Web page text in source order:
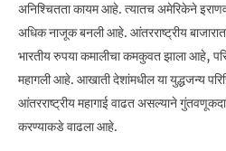
अनिश्चितता कायम आहे. त्यातच अमेरिकेने
अधिक नाजूक बनली आहे. आंतरराष्ट्रीय
भारतीय रुपया कमालीचा कमकुवत झाला आहे,
महागली आहे. आखाती देशांमधील या युद्धजन्य
आंतरराष्ट्रीय महागाई वाढत असल्याने
करण्याकडे वाढला आहे.